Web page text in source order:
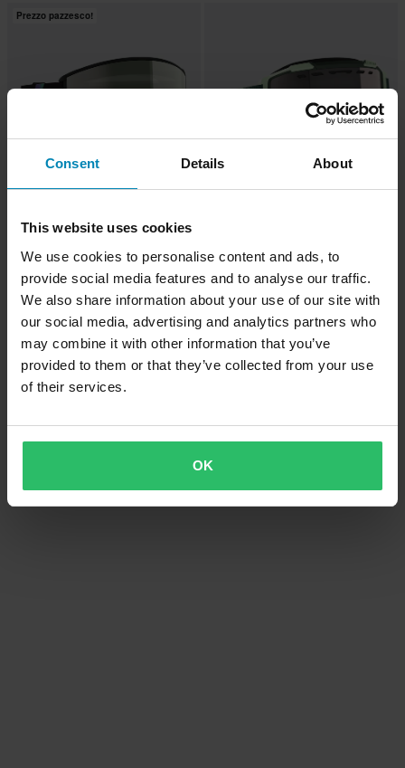
Consent Details About
This website uses cookies
We use cookies to personalise content and ads, to
provide social media features and to analyse our traffic.
We also share information about your use of our site with
our social media, advertising and analytics partners who
may combine it with other information that you’ve
provided to them or that they’ve collected from your use
of their services.
OK
Prezzo pazzesco!
€279,99
Maschera Motoslitta Scott React
Amp Pro Chrome Nero/Verde Aurora
Verde Scuro/Verde Menta